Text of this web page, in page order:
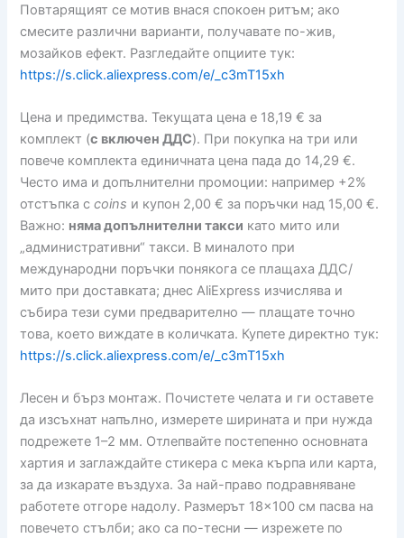
Повтарящият се мотив внася спокоен ритъм; ако
смесите различни варианти, получавате по-жив,
мозайков ефект. Разгледайте опциите тук:
https://s.click.aliexpress.com/e/_c3mT15xh
Цена и предимства. Текущата цена е 18,19 € за
комплект (с включен ДДС). При покупка на три или
повече комплекта единичната цена пада до 14,29 €.
Често има и допълнителни промоции: например +2%
отстъпка сcoins и купон 2,00 € за поръчки над 15,00 €.
Важно: няма допълнителни такси като мито или
„административни“ такси. В миналото при
международни поръчки понякога се плащаха ДДС/
мито при доставката; днес AliExpress изчислява и
събира тези суми предварително — плащате точно
това, което виждате в количката. Купете директно тук:
https://s.click.aliexpress.com/e/_c3mT15xh
Лесен и бърз монтаж. Почистете челата и ги оставете
да изсъхнат напълно, измерете ширината и при нужда
подрежете 1–2 мм. Отлепвайте постепенно основната
хартия и заглаждайте стикера с мека кърпа или карта,
за да изкарате въздуха. За най-право подравняване
работете отгоре надолу. Размерът 18×100 см пасва на
повечето стълби; ако са по-тесни — изрежете по